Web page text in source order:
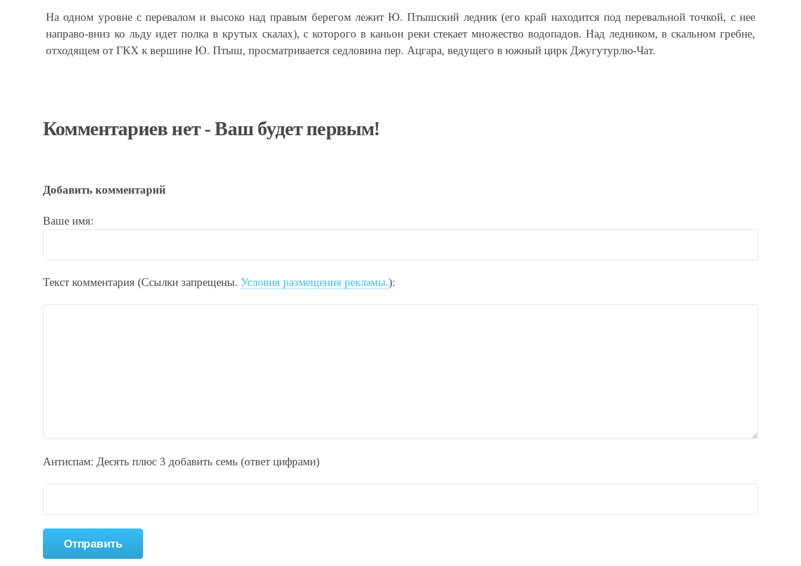
На одном уровне с перевалом и высоко над правым берегом лежит Ю. Птышский ледник (его край находится под перевальной точкой, с нее
направо-вниз ко льду идет полка в крутых скалах), с которого в каньон реки стекает множество водопадов. Над ледником, в скальном гребне,
отходящем от ГКХ к вершине Ю. Птыш, просматривается седловина пер. Ацгара, ведущего в южный цирк Джугутурлю-Чат.
Комментариев нет - Ваш будет первым!
Добавить комментарий
Ваше имя:
Текст комментария (Ссылки запрещены. Условия размещения рекламы.):
Антиспам: Дecять плюc 3 добавить ceмь (ответ цифрами)